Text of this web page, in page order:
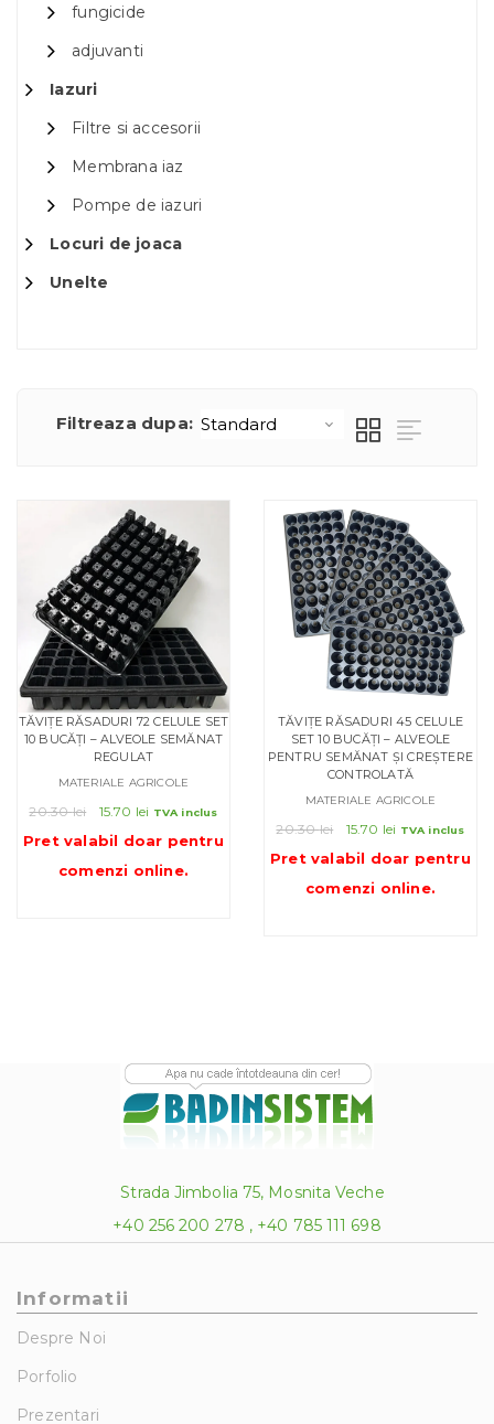
fungicide
adjuvanti
Iazuri
Filtre si accesorii
Membrana iaz
Pompe de iazuri
Locuri de joaca
Unelte
Filtreaza dupa:
TĂVIȚE RĂSADURI 72 CELULE SET
10 BUCĂȚI – ALVEOLE SEMĂNAT
REGULAT
MATERIALE AGRICOLE
20.30lei
Prețul
a
fost:
15.70 lei Prețul
este:
15.70 lei.
TVA inclus
Pret valabil doar pentru
comenzi online.
TĂVIȚE RĂSADURI 45 CELULE
SET 10 BUCĂȚI – ALVEOLE
PENTRU SEMĂNAT ȘI CREȘTERE
CONTROLATĂ
MATERIALE AGRICOLE
20.30lei
Prețul
a
fost:
15.70 lei Prețul
este:
15.70 lei.
TVA inclus
Pret valabil doar pentru
comenzi online.
Strada Jimbolia 75, Mosnita Veche
+40 256 200 278 , +40 785 111 698
Informatii
Despre Noi
Porfolio
Prezentari